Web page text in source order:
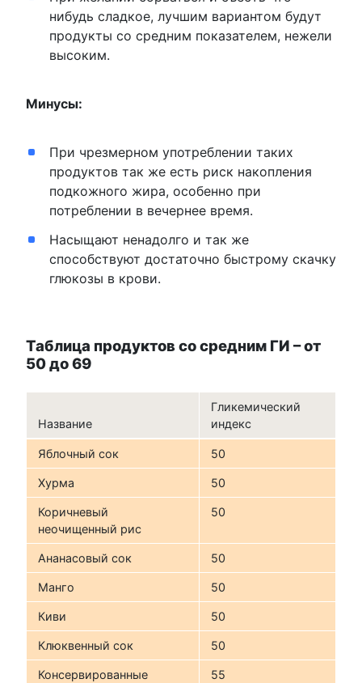
нибудь сладкое, лучшим вариантом будут
продукты со средним показателем, нежели
высоким.
Минусы:
При чрезмерном употреблении таких
продуктов так же есть риск накопления
подкожного жира, особенно при
потреблении в вечернее время.
Насыщают ненадолго и так же
способствуют достаточно быстрому скачку
глюкозы в крови.
Таблица продуктов со средним ГИ – от
50 до 69
Название
Гликемический
индекс
Яблочный сок 50
Хурма 50
Коричневый
неочищенный рис
50
Ананасовый сок 50
Манго 50
Киви 50
Клюквенный сок 50
Консервированные
55